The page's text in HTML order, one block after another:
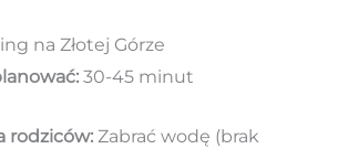
na Złotej Górze
30-45 minut
rodziców:Zabrać wodę (brak